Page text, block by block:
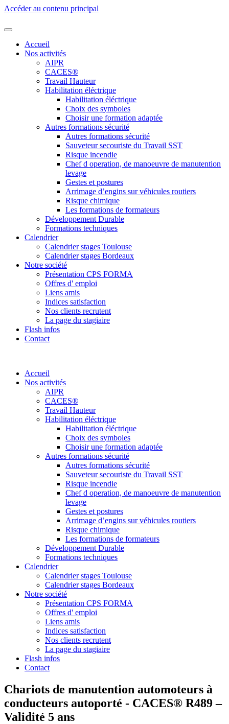
Accéder au contenu principal
Accueil
Nos activités
AIPR
CACES®
Travail Hauteur
Habilitation éléctrique
Habilitation éléctrique
Choix des symboles
Choisir une formation adaptée
Autres formations sécurité
Autres formations sécurité
Sauveteur secouriste du Travail SST
Risque incendie
Chef d operation, de manoeuvre de manutention
levage
Gestes et postures
Arrimage d’engins sur véhicules routiers
Risque chimique
Les formations de formateurs
Développement Durable
Formations techniques
Calendrier
Calendrier stages Toulouse
Calendrier stages Bordeaux
Notre société
Présentation CPS FORMA
Offres d' emploi
Liens amis
Indices satisfaction
Nos clients recrutent
La page du stagiaire
Flash infos
Contact
Accueil
Nos activités
AIPR
CACES®
Travail Hauteur
Habilitation éléctrique
Habilitation éléctrique
Choix des symboles
Choisir une formation adaptée
Autres formations sécurité
Autres formations sécurité
Sauveteur secouriste du Travail SST
Risque incendie
Chef d operation, de manoeuvre de manutention
levage
Gestes et postures
Arrimage d’engins sur véhicules routiers
Risque chimique
Les formations de formateurs
Développement Durable
Formations techniques
Calendrier
Calendrier stages Toulouse
Calendrier stages Bordeaux
Notre société
Présentation CPS FORMA
Offres d' emploi
Liens amis
Indices satisfaction
Nos clients recrutent
La page du stagiaire
Flash infos
Contact
Chariots de manutention automoteurs à
conducteurs autoporté - CACES® R489 –
Validité 5 ans